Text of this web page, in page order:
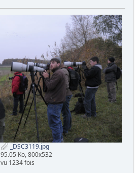
_DSC3119.jpg
95.05 Ko, 800x532
vu 1234 fois